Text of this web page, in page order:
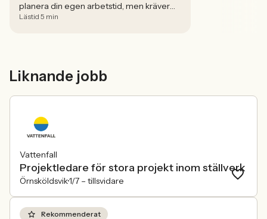
planera din egen arbetstid, men kräver
tydliga gränser, ansvar och god
Lästid 5 min
Liknande jobb
Vattenfall
Projektledare för stora projekt inom ställverk
Örnsköldsvik1/7 – tillsvidare
Rekommenderat